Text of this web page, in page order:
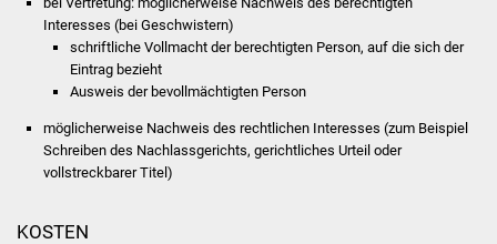
Bürgerbus (MOBS)
Interesses (bei Geschwistern)
schriftliche Vollmacht der berechtigten Person, auf die sich der
Eintrag bezieht
Ausweis der bevollmächtigten Person
möglicherweise Nachweis des rechtlichen Interesses (zum Beispiel
Schreiben des Nachlassgerichts, gerichtliches Urteil oder
vollstreckbarer Titel)
KOSTEN